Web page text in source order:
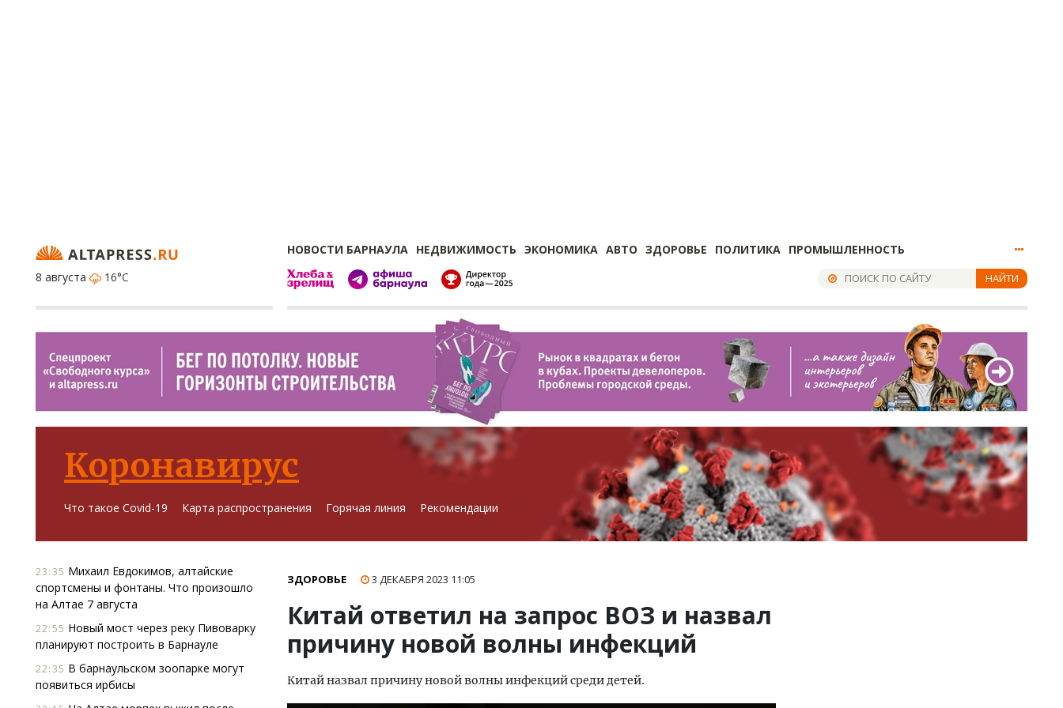
НОВОСТИ БАРНАУЛА НЕДВИЖИМОСТЬ ЭКОНОМИКА АВТО ЗДОРОВЬЕ ПОЛИТИКА ПРОМЫШЛЕННОСТЬ
8 августа
16°C НАЙТИ
Коронавирус
Что такое Covid-19 Карта распространения Горячая линия Рекомендации
23:35 Михаил Евдокимов, алтайские
спортсмены и фонтаны. Что произошло
на Алтае 7 августа
22:55 Новый мост через реку Пивоварку
планируют построить в Барнауле
22:35 В барнаульском зоопарке могут
появиться ирбисы
ЗДОРОВЬЕ 3 ДЕКАБРЯ 2023 11:05
Китай ответил на запрос ВОЗ и назвал
причину новой волны инфекций
Китай назвал причину новой волны инфекций среди детей.